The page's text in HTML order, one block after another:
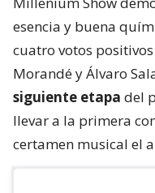
esencia y buena
cuatro votos
Morandé y Álvaro
siguiente etapa del
llevar a la primera
certamen musical el